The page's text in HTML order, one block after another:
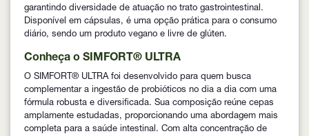
garantindo diversidade de atuação no trato gastrointestinal.
Disponível em cápsulas, é uma opção prática para o consumo
diário, sendo um produto vegano e livre de glúten.
Conheça o SIMFORT® ULTRA
O SIMFORT® ULTRA foi desenvolvido para quem busca
complementar a ingestão de probióticos no dia a dia com uma
fórmula robusta e diversificada. Sua composição reúne cepas
amplamente estudadas, proporcionando uma abordagem mais
completa para a saúde intestinal. Com alta concentração de